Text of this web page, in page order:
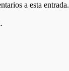
a esta entrada.